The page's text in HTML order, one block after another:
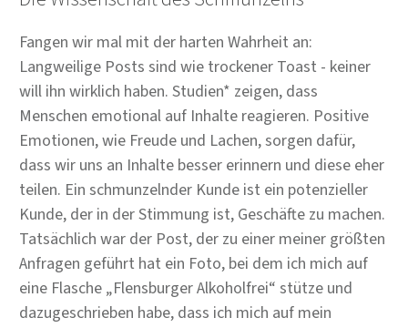
Fangen wir mal mit der harten Wahrheit an:
Langweilige Posts sind wie trockener Toast - keiner
will ihn wirklich haben. Studien* zeigen, dass
Menschen emotional auf Inhalte reagieren. Positive
Emotionen, wie Freude und Lachen, sorgen dafür,
dass wir uns an Inhalte besser erinnern und diese eher
teilen. Ein schmunzelnder Kunde ist ein potenzieller
Kunde, der in der Stimmung ist, Geschäfte zu machen.
Tatsächlich war der Post, der zu einer meiner größten
Anfragen geführt hat ein Foto, bei dem ich mich auf
eine Flasche „Flensburger Alkoholfrei“ stütze und
dazugeschrieben habe, dass ich mich auf mein